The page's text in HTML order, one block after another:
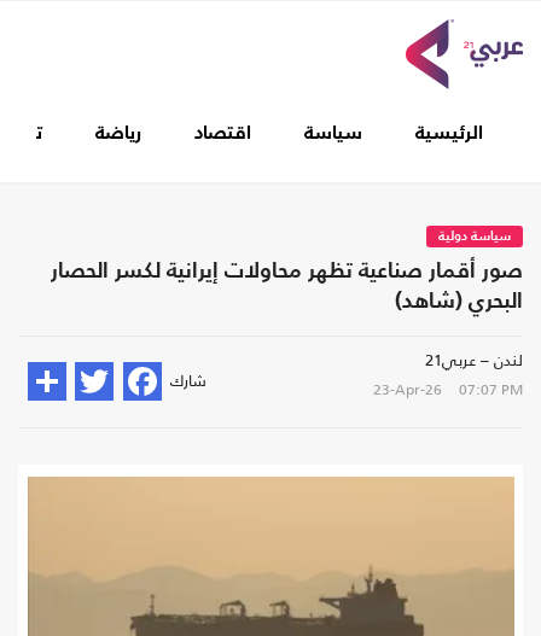
الرئيسية سياسة اقتصاد رياضة
سياسة دولية
صور أقمار صناعية تظهر محاولات إيرانية لكسر الحصار
البحري (شاهد)
لندن – عربي21
23-Apr-26 07:07 PM شارك